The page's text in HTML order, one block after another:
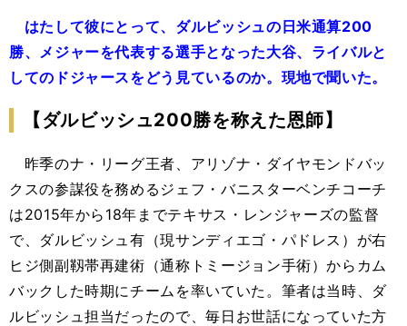
はたして彼にとって、ダルビッシュの日米通算200
勝、メジャーを代表する選手となった大谷、ライバルと
してのドジャースをどう見ているのか。現地で聞いた。
【ダルビッシュ200勝を称えた恩師】
昨季のナ・リーグ王者、アリゾナ・ダイヤモンドバッ
クスの参謀役を務めるジェフ・バニスターベンチコーチ
は2015年から18年までテキサス・レンジャーズの監督
で、ダルビッシュ有（現サンディエゴ・パドレス）が右
ヒジ側副靱帯再建術（通称トミージョン手術）からカム
バックした時期にチームを率いていた。筆者は当時、ダ
ルビッシュ担当だったので、毎日お世話になっていた方